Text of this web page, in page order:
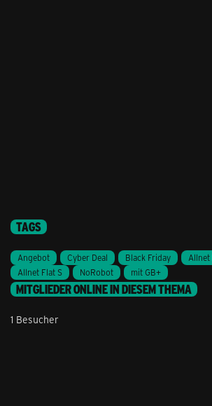
TAGS
Angebot Cyber Deal Black Friday
Allnet
Allnet Flat S
NoRobot mit GB+
MITGLIEDER ONLINE IN DIESEM THEMA
1 Besucher